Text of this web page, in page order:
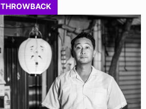
THROWBACK